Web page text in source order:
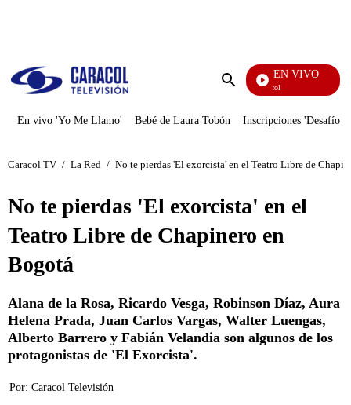
Enviar
EN VIVO
Noticias Caracol
En vivo 'Yo Me Llamo' Bebé de Laura Tobón Inscripciones 'Desafío'
Caracol TV / La Red / No te pierdas 'El exorcista' en el Teatro Libre de
No te pierdas 'El exorcista' en el
Teatro Libre de Chapinero en
Bogotá
Alana de la Rosa, Ricardo Vesga, Robinson Díaz, Aura
Helena Prada, Juan Carlos Vargas, Walter Luengas,
Alberto Barrero y Fabián Velandia son algunos de los
protagonistas de 'El Exorcista'.
Por: Caracol Televisión